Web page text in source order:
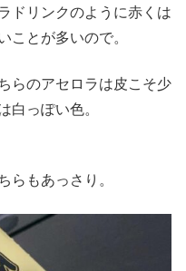
ドリンクのように赤くは
ことが多いので。
らのアセロラは皮こそ少
白っぽい色。
らもあっさり。